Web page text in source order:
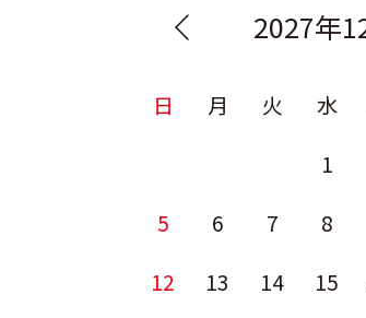
2027年
日 月 火 水
1
5
6 7 8
12
13 14 15